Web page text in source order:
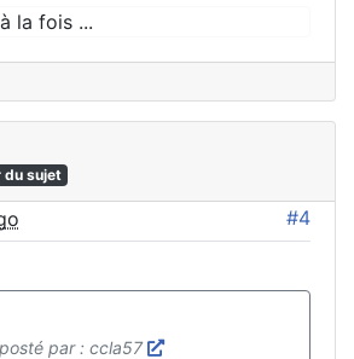
la fois ...
du sujet
#4
par : ccla57